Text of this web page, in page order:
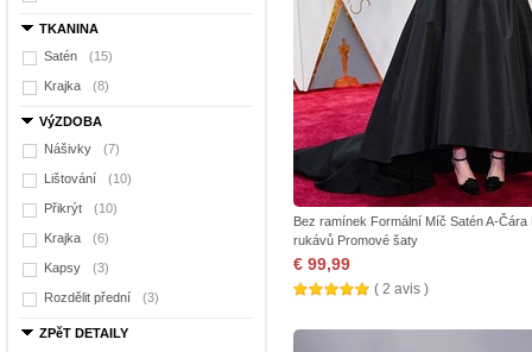
TKANINA
Satén
(15)
Krajka (8)
VýZDOBA
Nášivky
(7)
Lištování (10)
Přikrýt (10)
Krajka (6)
Kapsy (3)
Rozdělit přední (3)
ZPěT DETAILY
Bez ramínek Formální Míč Satén A-Čára
rukávů Promové šaty
€ 99,99
( 2 avis )